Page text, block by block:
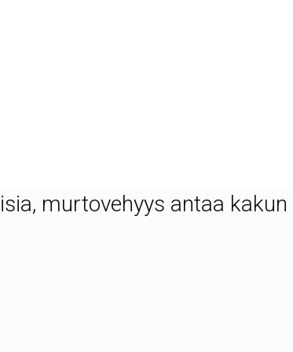
Minun makuuni se
Mutta kävi ilmi, että
murtovehyys antaa kakun